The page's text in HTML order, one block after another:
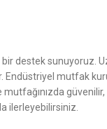
destek sunuyoruz.
Endüstriyel mutfak
ilerleyebilirsiniz.